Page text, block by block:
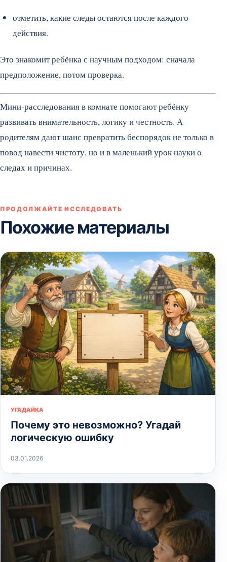
отметить, какие следы остаются после каждого
действия.
Это знакомит ребёнка с научным подходом: сначала
предположение, потом проверка.
Мини-расследования в комнате помогают ребёнку
развивать внимательность, логику и честность. А
родителям дают шанс превратить беспорядок не только в
повод навести чистоту, но и в маленький урок науки о
следах и причинах.
ПРОДОЛЖАЙТЕ ИССЛЕДОВАТЬ
Похожие материалы
УГАДАЙКА
Почему это невозможно? Угадай
логическую ошибку
03.01.2026